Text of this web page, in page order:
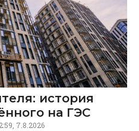
история
на ГЭС
7.8.2026